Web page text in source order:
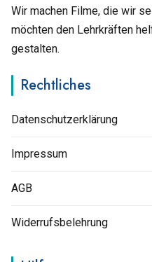
Wir machen Filme, die wir
möchten den Lehrkräften
gestalten.
Rechtliches
Datenschutzerklärung
Impressum
AGB
Widerrufsbelehrung